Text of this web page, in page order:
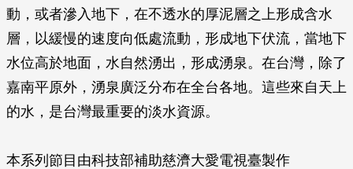
動，或者滲入地下，在不透水的厚泥層之上形成含水
層，以緩慢的速度向低­處流動，形成地下伏流，當地下
水位高於地面，水自然湧出，形成湧泉。在台灣，除了
嘉南平原外，湧泉廣泛分布在全台各地。這些來自天上
的水，是台灣最重要的淡水資源。
本系列節目由科技部補助慈濟大愛電視臺製作